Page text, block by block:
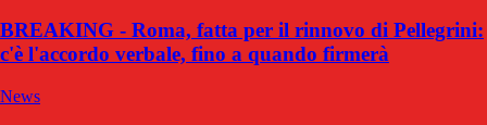
BREAKING - Roma, fatta per il rinnovo di Pellegrini:
c'è l'accordo verbale, fino a quando firmerà
News